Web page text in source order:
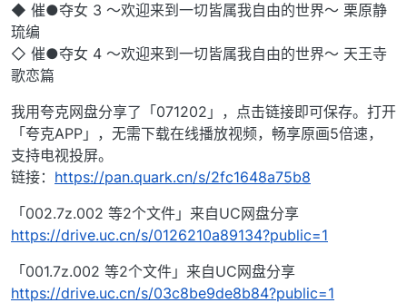
◆ 催●夺女 3 ～欢迎来到一切皆属我自由的世界～ 栗原静
琉编
◇ 催●夺女 4 ～欢迎来到一切皆属我自由的世界～ 天王寺
歌恋篇
我用夸克网盘分享了「071202」，点击链接即可保存。打开
「夸克APP」，无需下载在线播放视频，畅享原画5倍速，
支持电视投屏。
链接： https://pan.quark.cn/s/2fc1648a75b8
「002.7z.002 等2个文件」来自UC网盘分享
https://drive.uc.cn/s/0126210a89134?public=1
「001.7z.002 等2个文件」来自UC网盘分享
https://drive.uc.cn/s/03c8be9de8b84?public=1